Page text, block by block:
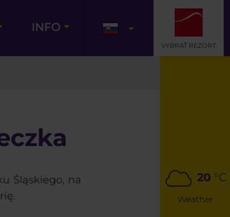
20 °C
Weather
INFO
VYBRAŤ REZORT
Śląskiego, na